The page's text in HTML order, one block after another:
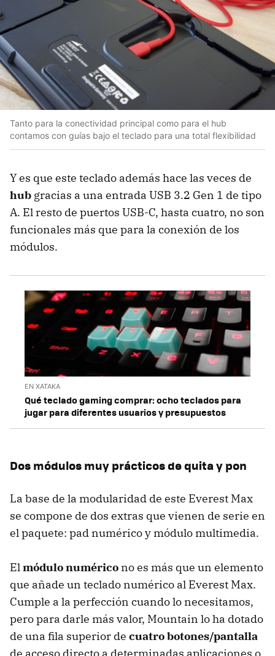
Tanto para la conectividad principal como para el hub
contamos con guías bajo el teclado para una total flexibilidad
Y es que este teclado además hace las veces de
hub gracias a una entrada USB 3.2 Gen 1 de tipo
A. El resto de puertos USB-C, hasta cuatro, no son
funcionales más que para la conexión de los
módulos.
EN XATAKA
Qué teclado gaming comprar: ocho teclados para
jugar para diferentes usuarios y presupuestos
Dos módulos muy prácticos de quita y pon
La base de la modularidad de este Everest Max
se compone de dos extras que vienen de serie en
el paquete: pad numérico y módulo multimedia.
Elmódulo numérico no es más que un elemento
que añade un teclado numérico al Everest Max.
Cumple a la perfección cuando lo necesitamos,
pero para darle más valor, Mountain lo ha dotado
de una fila superior de cuatro botones/pantalla